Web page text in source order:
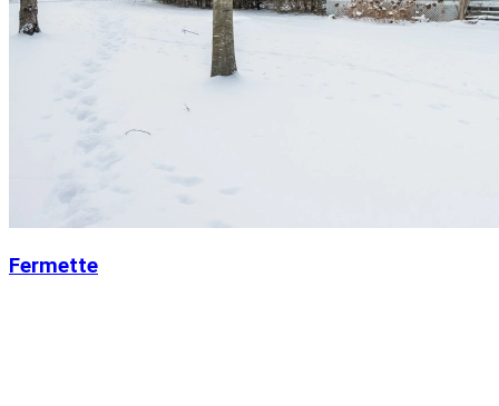
Fermette